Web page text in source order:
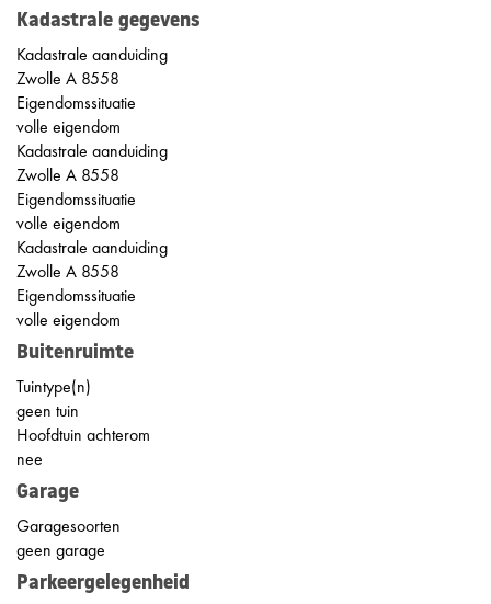
Kadastrale gegevens
Kadastrale aanduiding
Zwolle A 8558
Eigendomssituatie
volle eigendom
Kadastrale aanduiding
Zwolle A 8558
Eigendomssituatie
volle eigendom
Kadastrale aanduiding
Zwolle A 8558
Eigendomssituatie
volle eigendom
Buitenruimte
Tuintype(n)
geen tuin
Hoofdtuin achterom
nee
Garage
Garagesoorten
geen garage
Parkeergelegenheid